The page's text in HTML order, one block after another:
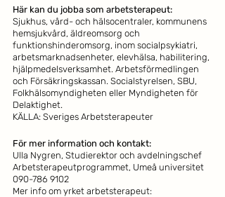
Här kan du jobba som arbetsterapeut:
Sjukhus, vård- och hälsocentraler, kommunens
hemsjukvård, äldreomsorg och
funktionshinderomsorg, inom socialpsykiatri,
arbetsmarknadsenheter, elevhälsa, habilitering,
hjälpmedelsverksamhet. Arbetsförmedlingen
och Försäkringskassan. Socialstyrelsen, SBU,
Folkhälsomyndigheten eller Myndigheten för
Delaktighet.
KÄLLA: Sveriges Arbetsterapeuter
För mer information och kontakt:
Ulla Nygren, Studierektor och avdelningschef
Arbetsterapeutprogrammet, Umeå universitet
090-786 9102
Mer info om yrket arbetsterapeut: